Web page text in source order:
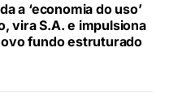
a ‘economia do uso’
vira S.A. e impulsiona
fundo estruturado